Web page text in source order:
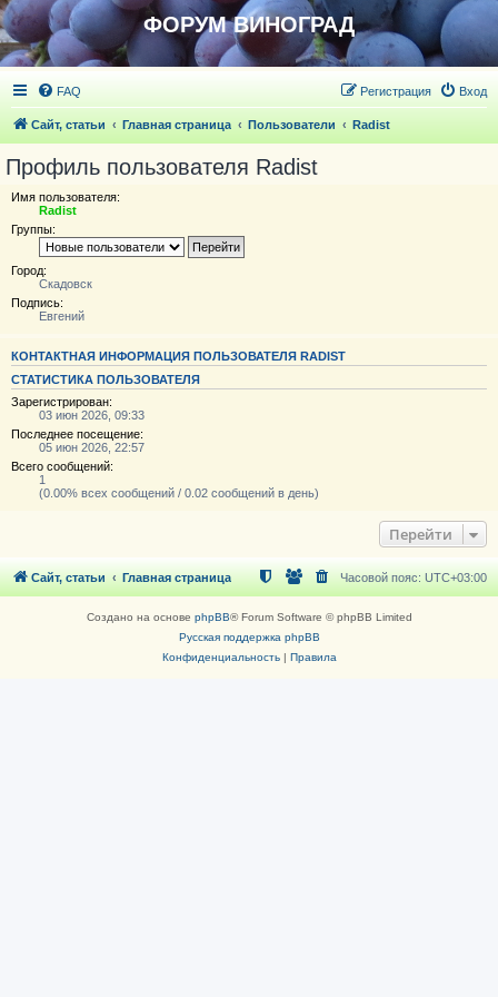
ФОРУМ ВИНОГРАД
FAQ Вход
Регистрация
Сайт, статьи Главная страница Пользователи Radist
Профиль пользователя Radist
Имя пользователя:
Radist
Группы:
Город:
Скадовск
Подпись:
Евгений
КОНТАКТНАЯ ИНФОРМАЦИЯ ПОЛЬЗОВАТЕЛЯ RADIST
СТАТИСТИКА ПОЛЬЗОВАТЕЛЯ
Зарегистрирован:
03 июн 2026, 09:33
Последнее посещение:
05 июн 2026, 22:57
Всего сообщений:
1
(0.00% всех сообщений / 0.02 сообщений в день)
Перейти
Сайт, статьи Главная страница Часовой пояс: UTC+03:00
Создано на основе phpBB® Forum Software © phpBB Limited
Русская поддержка phpBB
Конфиденциальность| Правила